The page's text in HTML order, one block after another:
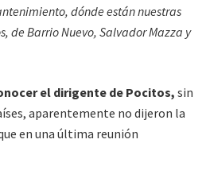
dónde están nuestras
de Barrio Nuevo, Salvador Mazza y
el dirigente de Pocitos, sin
aparentemente no dijeron la
en una última reunión